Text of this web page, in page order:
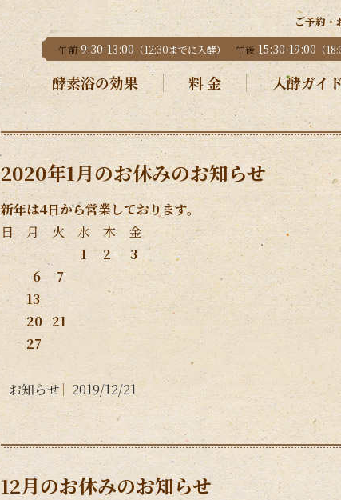
酵素浴の効果 料 金 入酵ガイ
ご予約・
午前 9:30-13:00 （12:30までに入酵） 午後 15:30-19:00 （
2020年1月のお休みのお知らせ
新年は4日から営業しております。
日 月 火 水 木 金
1 2 3
6 7
13
20 21
27
お知らせ 2019/12/21
12月のお休みのお知らせ